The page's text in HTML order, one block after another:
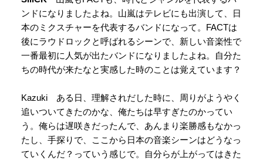
ンドになりましたよね。山嵐はテレビにも出演して、日
本のミクスチャーを代表するバンドになって。FACTは
後にラウドロックと呼ばれるシーンで、新しい音楽性で
一番最初に人気が出たバンドになりましたよね。自分た
ちの時代が来たなと実感した時のことは覚えています？
Kazuki ある日、理解されだした時に、周りがようやく
追いついてきたのかな、俺たちは早すぎたのかってい
う。俺らは遅咲きだったんで、あんまり楽勝感もなかっ
たし、手探りで、ここから日本の音楽シーンはどうなっ
ていくんだ？っていう感じで。自分らが上がってはきた